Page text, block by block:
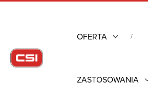
OFERTA
ZASTOSOWANIA
Obudowy przemysłowe